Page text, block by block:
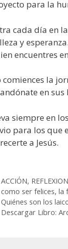
para la
cada día en
y
encuentres
comiences la
en sus
siempre en
para los que
a Jesús.
Categorías
ACCIÓN,
Etiquetas
como ser felices,la
Quiénes son los
Descargar Libro: